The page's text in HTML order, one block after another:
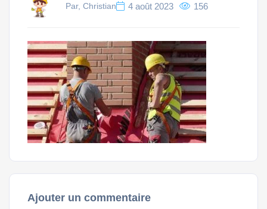
Par, Christian 4 août 2023 156
Ajouter un commentaire